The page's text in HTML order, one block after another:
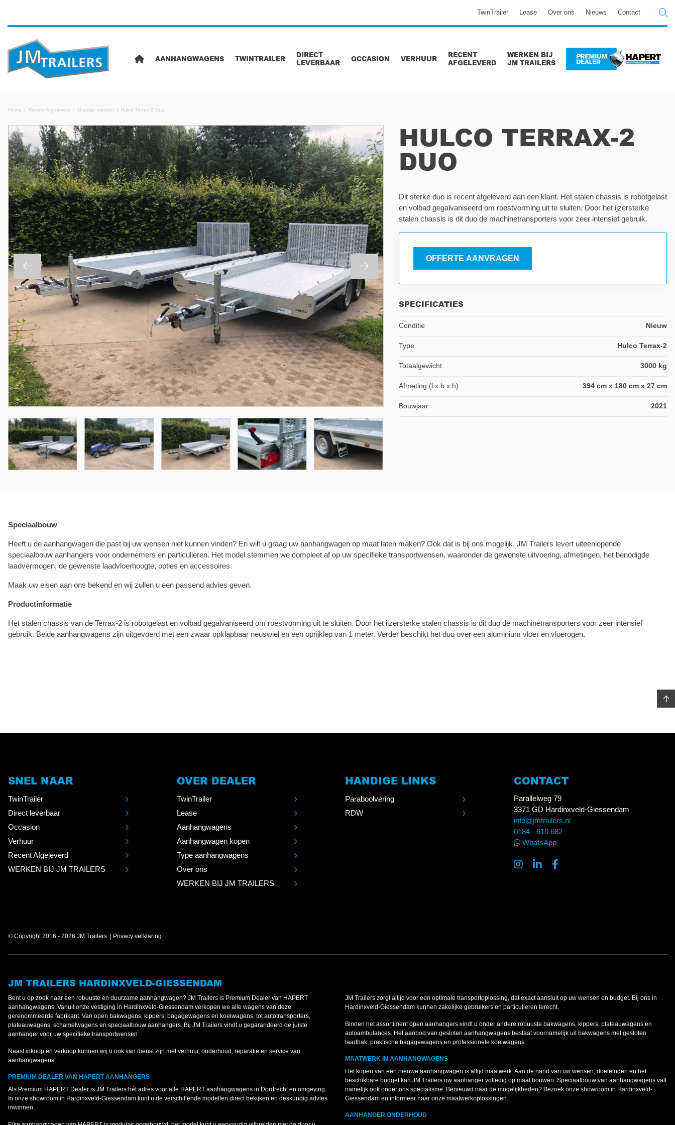
TwinTrailer Lease Over ons Nieuws Contact
AANHANGWAGENS TWINTRAILER
DIRECT
LEVERBAAR
OCCASION VERHUUR
RECENT
AFGELEVERD
WERKEN BIJ
JM TRAILERS
Home Recent Afgeleverd Overige merken Hulco Terrax-2 Duo
HULCO TERRAX-2
DUO
Dit sterke duo is recent afgeleverd aan een klant. Het stalen chassis is robotgelast
en volbad gegalvaniseerd om roestvorming uit te sluiten. Door het ijzersterke
stalen chassis is dit duo de machinetransporters voor zeer intensief gebruik.
OFFERTE AANVRAGEN
SPECIFICATIES
Conditie Nieuw
Type Hulco Terrax-2
Totaalgewicht 3000 kg
Afmeting (l x b x h) 394 cm x 180 cm x 27 cm
Bouwjaar 2021
Speciaalbouw
Heeft u de aanhangwagen die past bij uw wensen niet kunnen vinden? En wilt u graag uw aanhangwagen op maat laten maken? Ook dat is bij ons mogelijk. JM Trailers levert uiteenlopende
speciaalbouw aanhangers voor ondernemers en particulieren. Het model stemmen we compleet af op uw specifieke transportwensen, waaronder de gewenste uitvoering, afmetingen, het benodigde
laadvermogen, de gewenste laadvloerhoogte, opties en accessoires.
Maak uw eisen aan ons bekend en wij zullen u een passend advies geven.
Productinformatie
Het stalen chassis van de Terrax-2 is robotgelast en volbad gegalvaniseerd om roestvorming uit te sluiten. Door het ijzersterke stalen chassis is dit duo de machinetransporters voor zeer intensief
gebruik. Beide aanhangwagens zijn uitgevoerd met een zwaar opklapbaar neuswiel en een oprijklep van 1 meter. Verder beschikt het duo over een aluminium vloer en vloerogen.
SNEL NAAR
TwinTrailer
Direct leverbaar
Occasion
Verhuur
Recent Afgeleverd
WERKEN BIJ JM TRAILERS
OVER DEALER
TwinTrailer
Lease
Aanhangwagens
Aanhangwagen kopen
Type aanhangwagens
Over ons
WERKEN BIJ JM TRAILERS
HANDIGE LINKS
Paraboolvering
RDW
CONTACT
Parallelweg 79
3371 GD Hardinxveld-Giessendam
info@jmtrailers.nl
0184 - 610 682
WhatsApp
© Copyright 2016 - 2026 JM Trailers Privacy verklaring
JM TRAILERS HARDINXVELD-GIESSENDAM
Bent u op zoek naar een robuuste en duurzame aanhangwagen? JM Trailers is Premium Dealer van HAPERT
aanhangwagens. Vanuit onze vestiging in Hardinxveld-Giessendam verkopen we alle wagens van deze
gerenommeerde fabrikant. Van open bakwagens, kippers, bagagewagens en koelwagens, tot autotransporters,
plateauwagens, schamelwagens en speciaalbouw aanhangers. Bij JM Trailers vindt u gegarandeerd de juiste
aanhanger voor uw specifieke transportwensen.
Naast inkoop en verkoop kunnen wij u ook van dienst zijn met verhuur, onderhoud, reparatie en service van
aanhangwagens.
PREMIUM DEALER VAN HAPERT AANHANGERS
Als Premium HAPERT Dealer is JM Trailers hét adres voor alle HAPERT aanhangwagens in Dordrecht en omgeving.
In onze showroom in Hardinxveld-Giessendam kunt u de verschillende modellen direct bekijken en deskundig advies
inwinnen.
JM Trailers zorgt altijd voor een optimale transportoplossing, dat exact aansluit op uw wensen en budget. Bij ons in
Hardinxveld-Giessendam kunnen zakelijke gebruikers en particulieren terecht.
Binnen het assortiment open aanhangers vindt u onder andere robuuste bakwagens, kippers, plateauwagens en
autoambulances. Het aanbod van gesloten aanhangwagens bestaat voornamelijk uit bakwagens met gesloten
laadbak, praktische bagagewagens en professionele koelwagens.
MAATWERK IN AANHANGWAGENS
Het kopen van een nieuwe aanhangwagen is altijd maatwerk. Aan de hand van uw wensen, doeleinden en het
beschikbare budget kan JM Trailers uw aanhanger volledig op maat bouwen. Speciaalbouw van aanhangwagens valt
namelijk ook onder ons specialisme. Benieuwd naar de mogelijkheden? Bezoek onze showroom in Hardinxveld-
Giessendam en informeer naar onze maatwerkoplossingen.
AANHANGER ONDERHOUD